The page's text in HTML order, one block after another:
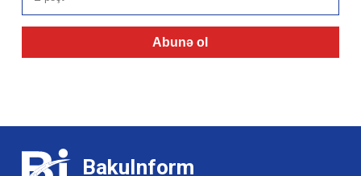
Abunə ol
BakuInform